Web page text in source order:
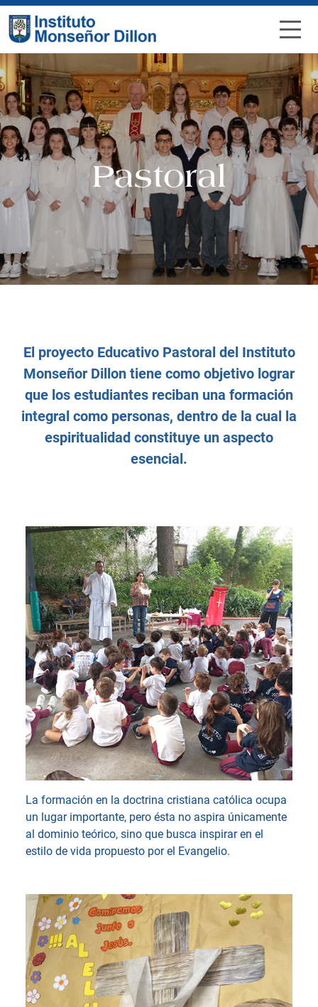
Pastoral
El proyecto Educativo Pastoral del Instituto
Monseñor Dillon tiene como objetivo lograr
que los estudiantes reciban una formación
integral como personas, dentro de la cual la
espiritualidad constituye un aspecto
esencial.
La formación en la doctrina cristiana católica ocupa
un lugar importante, pero ésta no aspira únicamente
al dominio teórico, sino que busca inspirar en el
estilo de vida propuesto por el Evangelio.